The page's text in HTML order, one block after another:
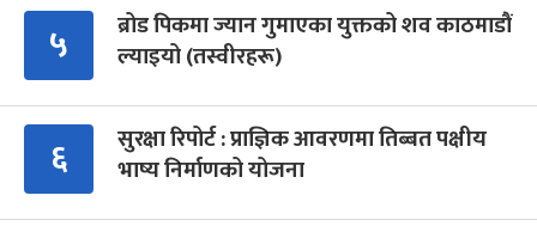
५
ब्रोड पिकमा ज्यान गुमाएका युक्तको शव काठमाडौं
ल्याइयो (तस्वीरहरू)
६
सुरक्षा रिपोर्ट : प्राज्ञिक आवरणमा तिब्बत पक्षीय
भाष्य निर्माणको योजना